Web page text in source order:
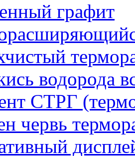
графит
водорода
СТРГ
червь